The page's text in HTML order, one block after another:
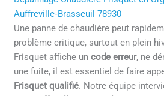
Auffreville‑Brasseuil 78930
Une panne de chaudière peut
problème critique, surtout en plein
Frisquet affiche uncode erreur, ne
une fuite, il est essentiel de faire
Frisquet qualifié. Notre équipe